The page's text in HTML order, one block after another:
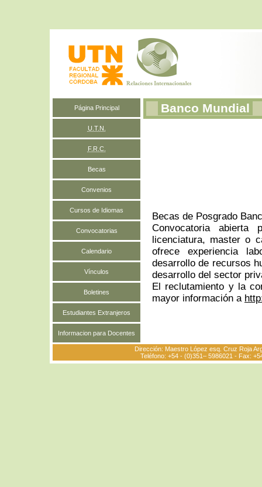
Banco Mundial
Becas de Posgrado
Convocatoria abierta
licenciatura, master o
ofrece experiencia
desarrollo de recursos
desarrollo del sector
El reclutamiento y la
mayor información a
Página Principal
U.T.N.
F.R.C.
Becas
Convenios
Cursos de Idiomas
Convocatorias
Calendario
Vínculos
Boletines
Estudiantes Extranjeros
Informacion para Docentes
Dirección: Maestro López esq. Cruz Roja
Teléfono: +54 - (0)351– 5986021 - Fax: